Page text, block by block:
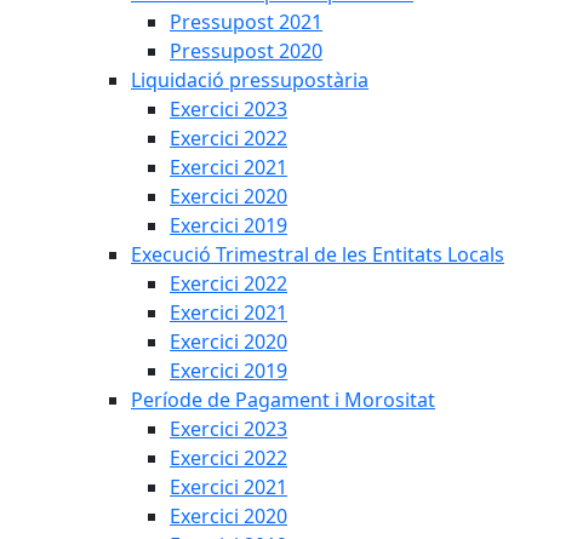
Pressupost 2021
Pressupost 2020
Liquidació pressupostària
Exercici 2023
Exercici 2022
Exercici 2021
Exercici 2020
Exercici 2019
Execució Trimestral de les Entitats Locals
Exercici 2022
Exercici 2021
Exercici 2020
Exercici 2019
Període de Pagament i Morositat
Exercici 2023
Exercici 2022
Exercici 2021
Exercici 2020